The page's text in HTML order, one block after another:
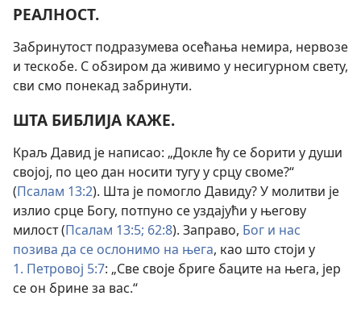
РЕАЛНОСТ.
Забринутост подразумева осећања немира, нервозе
и тескобе. С обзиром да живимо у несигурном свету,
сви смо понекад забринути.
ШТА БИБЛИЈА КАЖЕ.
Краљ Давид је написао: „Докле ћу се борити у души
својој, по цео дан носити тугу у срцу своме?“
(Псалам 13:2). Шта је помогло Давиду? У молитви је
излио срце Богу, потпуно се уздајући у његову
милост (Псалам 13:5; 62:8). Заправо, Бог и нас
позива да се ослонимо на њега, као што стоји у
1. Петровој 5:7: „Све своје бриге баците на њега, јер
се он брине за вас.“